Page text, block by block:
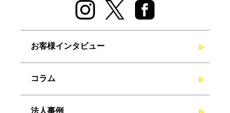
お客様インタビュー
コラム
法人事例